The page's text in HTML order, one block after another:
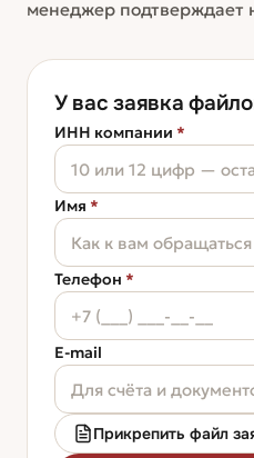
менеджер подтверждает
У вас заявка
ИНН компании *
Имя *
Телефон *
E-mail
Прикрепить файл